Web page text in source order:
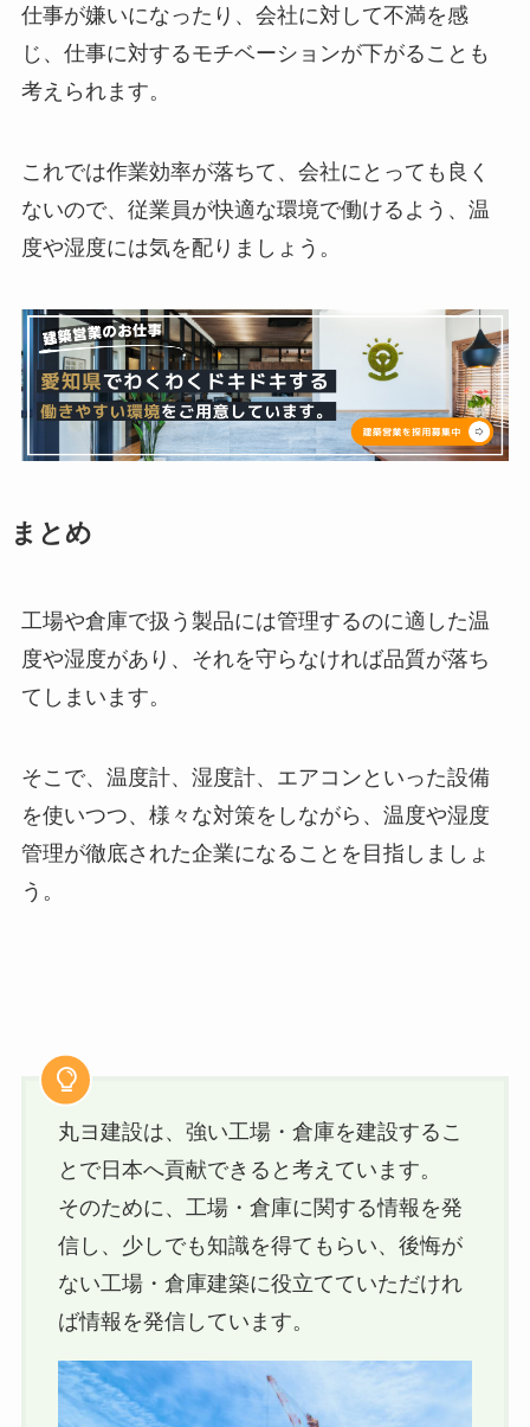
仕事が嫌いになったり、会社に対して不満を感
じ、仕事に対するモチベーションが下がることも
考えられます。
これでは作業効率が落ちて、会社にとっても良く
ないので、従業員が快適な環境で働けるよう、温
度や湿度には気を配りましょう。
まとめ
工場や倉庫で扱う製品には管理するのに適した温
度や湿度があり、それを守らなければ品質が落ち
てしまいます。
そこで、温度計、湿度計、エアコンといった設備
を使いつつ、様々な対策をしながら、温度や湿度
管理が徹底された企業になることを目指しましょ
う。
丸ヨ建設は、強い工場・倉庫を建設するこ
とで日本へ貢献できると考えています。
そのために、工場・倉庫に関する情報を発
信し、少しでも知識を得てもらい、後悔が
ない工場・倉庫建築に役立てていただけれ
ば情報を発信しています。